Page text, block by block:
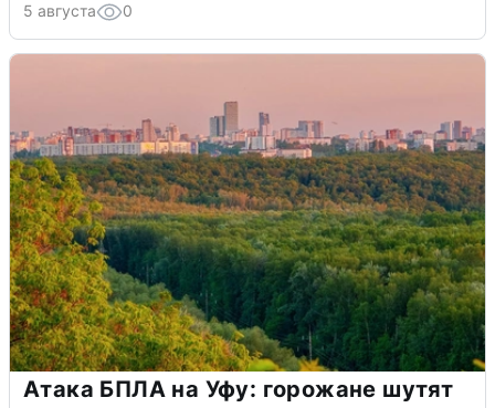
5 августа 0
Атака БПЛА на Уфу: горожане шутят